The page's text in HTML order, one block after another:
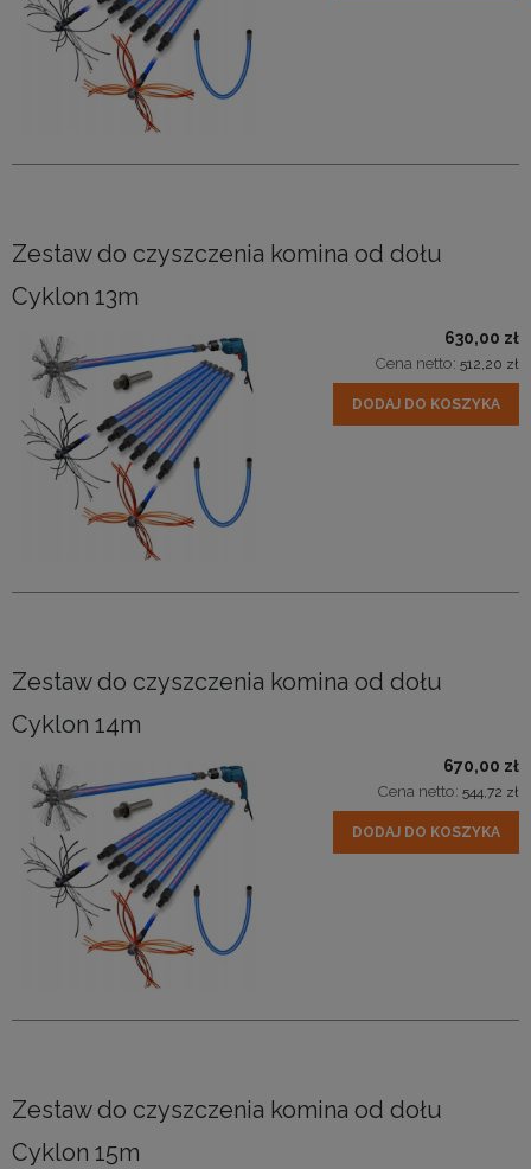
Zestaw do czyszczenia komina od dołu
Cyklon 13m
630,00 zł
Cena netto: 512,20 zł
DODAJ DO KOSZYKA
Zestaw do czyszczenia komina od dołu
Cyklon 14m
670,00 zł
Cena netto: 544,72 zł
DODAJ DO KOSZYKA
Zestaw do czyszczenia komina od dołu
Cyklon 15m